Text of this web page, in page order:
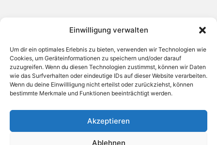
Einwilligung verwalten
Um dir ein optimales Erlebnis zu bieten, verwenden wir Technologien wie
Cookies, um Geräteinformationen zu speichern und/oder darauf
zuzugreifen. Wenn du diesen Technologien zustimmst, können wir Daten
wie das Surfverhalten oder eindeutige IDs auf dieser Website verarbeiten.
Wenn du deine Einwillligung nicht erteilst oder zurückziehst, können
bestimmte Merkmale und Funktionen beeinträchtigt werden.
Akzeptieren
Ablehnen